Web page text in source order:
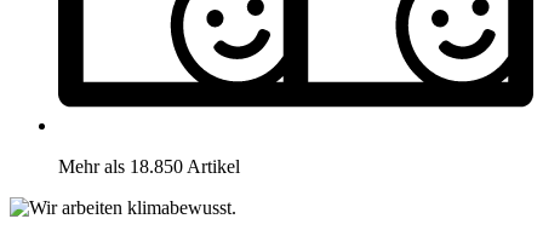
Mehr als 18.850 Artikel